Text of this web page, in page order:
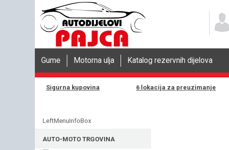
Gume Motorna ulja Katalog rezervnih dijelova
Sigurna kupovina 6 lokacija za preuzimanje
LeftMenuInfoBox
AUTO-MOTO TRGOVINA